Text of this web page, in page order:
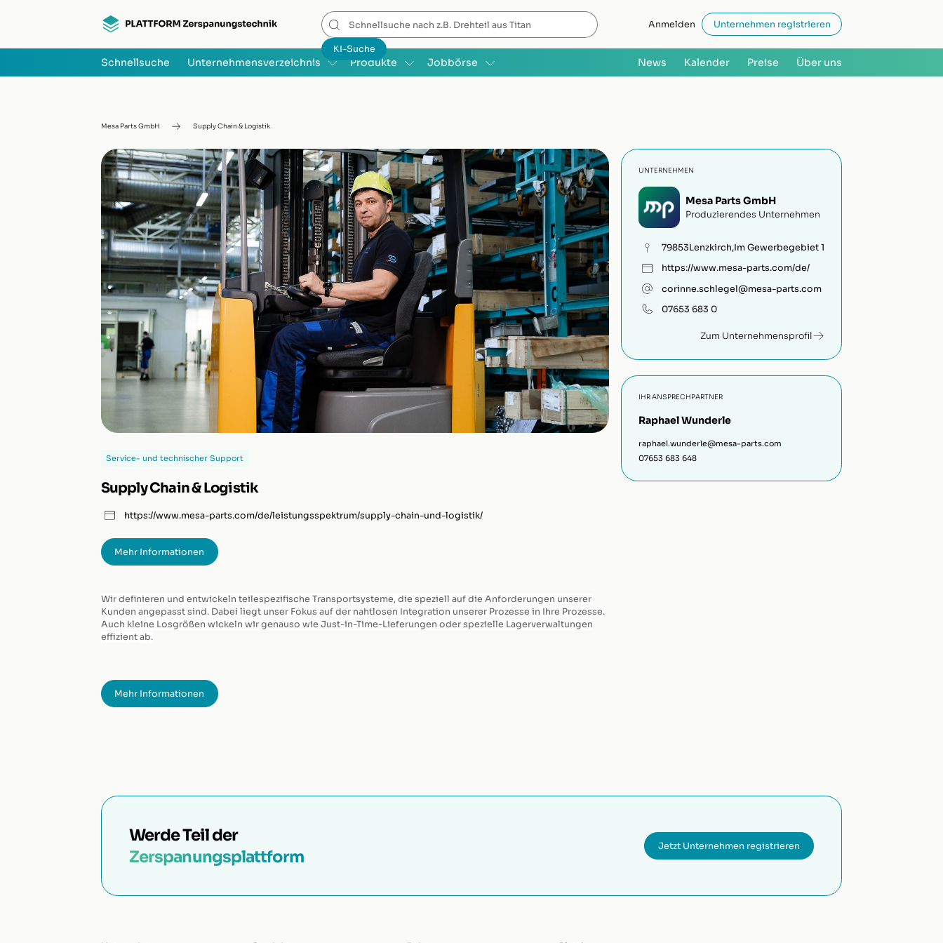
Anmelden Unternehmen registrieren
Schnellsuche Unternehmensverzeichnis Produkte Jobbörse News Kalender Preise Über uns
Mesa Parts GmbH Supply Chain & Logistik
Service- und technischer Support
Supply Chain & Logistik
https://www.mesa-parts.com/de/leistungsspektrum/supply-chain-und-logistik/
Mehr Informationen
Wir definieren und entwickeln teilespezifische Transportsysteme, die speziell auf die Anforderungen unserer
Kunden angepasst sind. Dabei liegt unser Fokus auf der nahtlosen Integration unserer Prozesse in Ihre Prozesse.
Auch kleine Losgrößen wickeln wir genauso wie Just-in-Time-Lieferungen oder spezielle Lagerverwaltungen
effizient ab.
Mehr Informationen
UNTERNEHMEN
Mesa Parts GmbH
Produzierendes Unternehmen
79853Lenzkirch,Im Gewerbegebiet 1
https://www.mesa-parts.com/de/
corinne.schlegel@mesa-parts.com
07653 683 0
Zum Unternehmensprofil
IHR ANSPRECHPARTNER
Raphael Wunderle
raphael.wunderle@mesa-parts.com
07653 683 648
Werde Teil der
Zerspanungsplattform
Jetzt Unternehmen registrieren